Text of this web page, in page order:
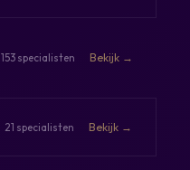
153 specialisten Bekijk →
21 specialisten Bekijk →